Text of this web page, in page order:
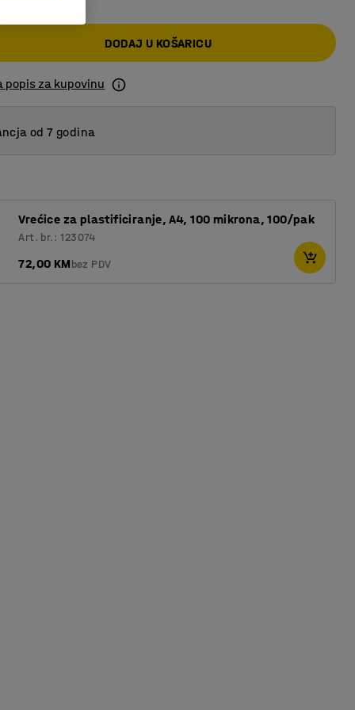
DODAJ U KOŠARICU
popis za kupovinu
od 7 godina
Vrećice za plastificiranje, A4, 100 mikrona, 100/pak
Art. br.: 123074
72,00 KMbez PDV